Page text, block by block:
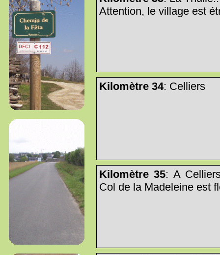
Attention, le village est
Kilomètre 34: Celliers
Kilomètre 35: A
Col de la Madeleine est